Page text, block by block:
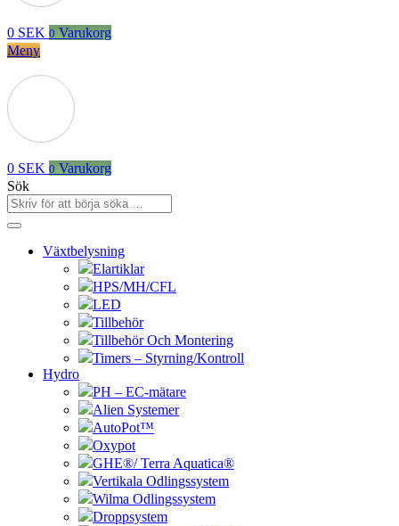
0 SEK 0 Varukorg
Meny
0 SEK 0 Varukorg
Sök
Växtbelysning
Elartiklar
HPS/MH/CFL
LED
Tillbehör
Tillbehör Och Montering
Timers – Styrning/Kontroll
Hydro
PH – EC-mätare
Alien Systemer
AutoPot™
Oxypot
GHE®/ Terra Aquatica®
Vertikala Odlingssystem
Wilma Odlingssystem
Droppsystem